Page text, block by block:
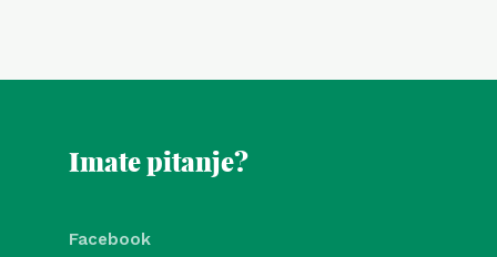
Imate pitanje?
Facebook